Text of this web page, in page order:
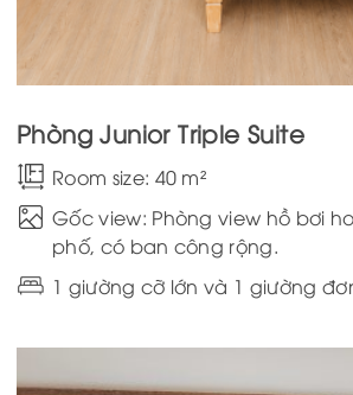
Phòng Junior Triple Suite
Room size: 40 m²
Gốc view: Phòng view hồ bơi
phố, có ban công rộng.
1 giường cỡ lớn và 1 giường